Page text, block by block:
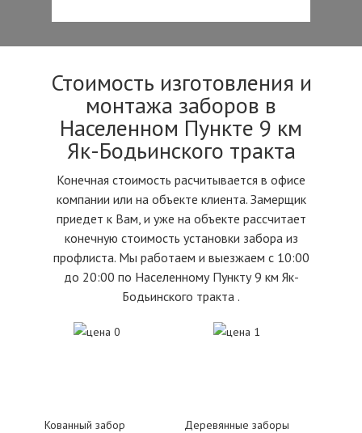
Стоимость изготовления и
монтажа заборов в
Населенном Пункте 9 км
Як-Бодьинского тракта
Конечная стоимость расчитывается в офисе
компании или на объекте клиента. Замерщик
приедет к Вам, и уже на объекте рассчитает
конечную стоимость установки забора из
профлиста. Мы работаем и выезжаем с 10:00
до 20:00 по Населенному Пункту 9 км Як-
Бодьинского тракта .
Кованный забор Деревянные заборы